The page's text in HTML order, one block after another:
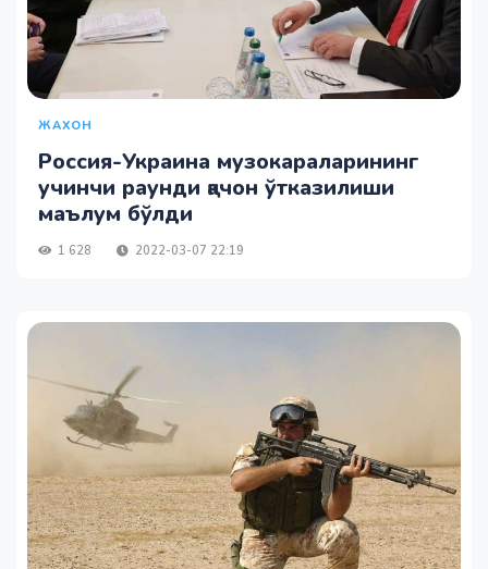
ЖАХОН
Россия-Украина музокараларининг
учинчи раунди қачон ўтказилиши
маълум бўлди
1 628 2022-03-07 22:19